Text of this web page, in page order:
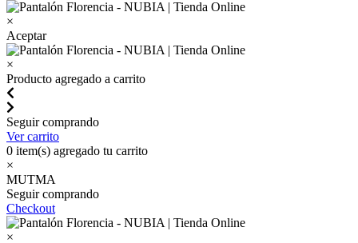
×
Aceptar
×
Producto agregado a carrito
Seguir comprando
Ver carrito
0 item(s) agregado tu carrito
×
MUTMA
Seguir comprando
Checkout
×